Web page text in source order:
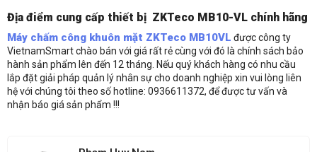
Địa điểm cung cấp thiết bị ZKTeco MB10-VL chính hãng
Máy chấm công khuôn mặt ZKTeco MB10VL được công ty
VietnamSmart chào bán với giá rất rẻ cùng với đó là chính sách bảo
hành sản phẩm lên đến 12 tháng. Nếu quý khách hàng có nhu cầu
lắp đặt giải pháp quản lý nhân sự cho doanh nghiệp xin vui lòng liên
hệ với chúng tôi theo số hotline: 0936611372, để được tư vấn và
nhận báo giá sản phẩm !!!
Liên hệ
Thông tin nhận báo giá sản phẩm